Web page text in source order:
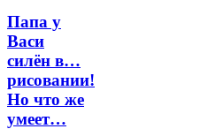
Папа у
Васи
силён в…
рисовании!
Но что же
умеет…